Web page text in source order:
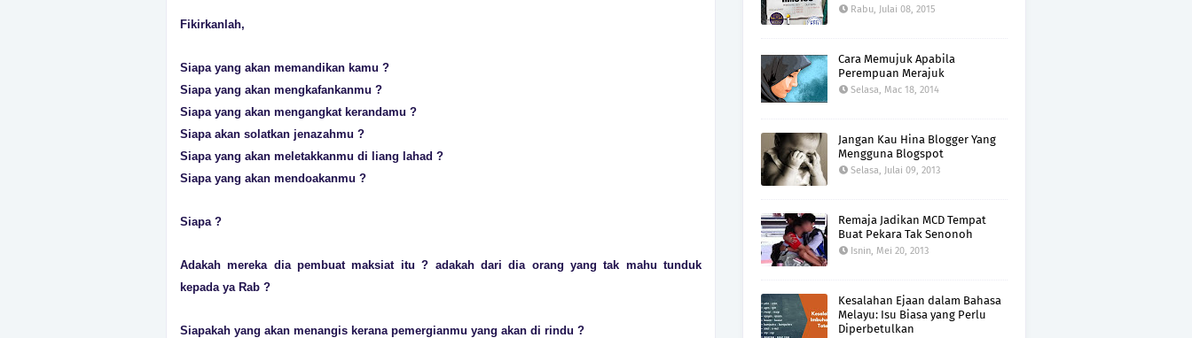
Fikirkanlah,
Siapa yang akan memandikan kamu ?
Siapa yang akan mengkafankanmu ?
Siapa yang akan mengangkat kerandamu ?
Siapa akan solatkan jenazahmu ?
Siapa yang akan meletakkanmu di liang lahad ?
Siapa yang akan mendoakanmu ?
Siapa ?
Adakah mereka dia pembuat maksiat itu ? adakah dari dia orang yang tak mahu tunduk
kepada ya Rab ?
Siapakah yang akan menangis kerana pemergianmu yang akan di rindu ?
Rabu, Julai 08, 2015
Cara Memujuk Apabila
Perempuan Merajuk
Selasa, Mac 18, 2014
Jangan Kau Hina Blogger Yang
Mengguna Blogspot
Selasa, Julai 09, 2013
Remaja Jadikan MCD Tempat
Buat Pekara Tak Senonoh
Isnin, Mei 20, 2013
Kesalahan Ejaan dalam Bahasa
Melayu: Isu Biasa yang Perlu
Diperbetulkan